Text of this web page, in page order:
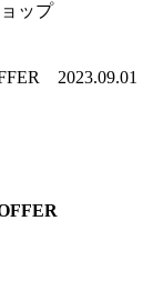
ップ
2023.09.01